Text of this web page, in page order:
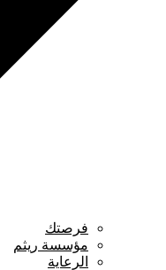
فرصتك
مؤسسة ريثم
الرعاية